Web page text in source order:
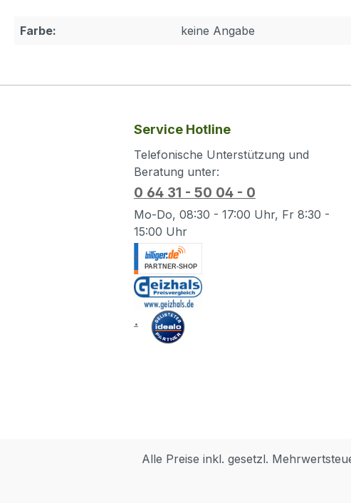
Farbe: keine Angabe
Service Hotline
Telefonische Unterstützung und
Beratung unter:
0 64 31 - 50 04 - 0
Mo-Do, 08:30 - 17:00 Uhr, Fr 8:30 -
15:00 Uhr
.
.
Alle Preise inkl. gesetzl.